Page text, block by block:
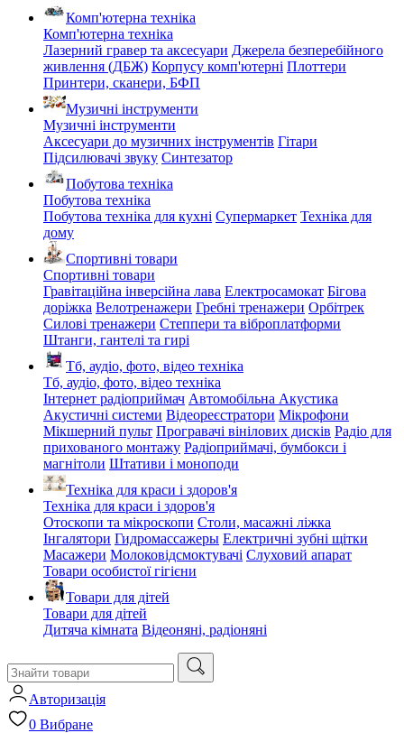
Комп'ютерна техніка
Комп'ютерна техніка
Лазерний гравер та аксесуари Джерела безперебійного
живлення (ДБЖ) Корпусу комп'ютерні Плоттери
Принтери, сканери, БФП
Музичні інструменти
Музичні інструменти
Аксесуари до музичних інструментів Гітари
Підсилювачі звуку Синтезатор
Побутова техніка
Побутова техніка
Побутова техніка для кухні Супермаркет Техніка для
дому
Спортивні товари
Спортивні товари
Гравітаційна інверсійна лава Електросамокат Бігова
доріжка Велотренажери Гребні тренажери Орбітрек
Силові тренажери Степпери та віброплатформи
Штанги, гантелі та гирі
Тб, аудіо, фото, відео техніка
Тб, аудіо, фото, відео техніка
Інтернет радіоприймач Автомобільна Акустика
Акустичні системи Відеореєстратори Мікрофони
Мікшерний пульт Програвачі вінілових дисків Радіо для
прихованого монтажу Радіоприймачі, бумбокси і
магнітоли Штативи і моноподи
Техніка для краси і здоров'я
Техніка для краси і здоров'я
Отоскопи та мікроскопи Столи, масажні ліжка
Інгалятори Гидромассажеры Електричні зубні щітки
Масажери Молоковідсмоктувачі Слуховий апарат
Товари особистої гігієни
Товари для дітей
Товари для дітей
Дитяча кімната Відеоняні, радіоняні
Авторизація
0 Вибране